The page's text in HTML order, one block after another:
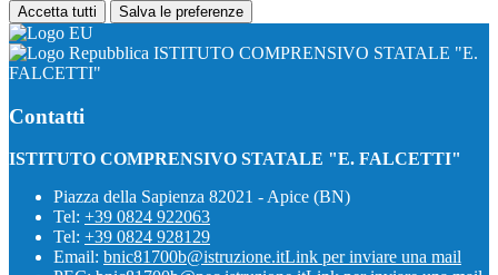
Accetta tutti Salva le preferenze
ISTITUTO COMPRENSIVO STATALE "E.
FALCETTI"
Contatti
ISTITUTO COMPRENSIVO STATALE "E. FALCETTI"
Piazza della Sapienza 82021 - Apice (BN)
Tel: +39 0824 922063
Tel: +39 0824 928129
Email: bnic81700b@istruzione.itLink per inviare una mail